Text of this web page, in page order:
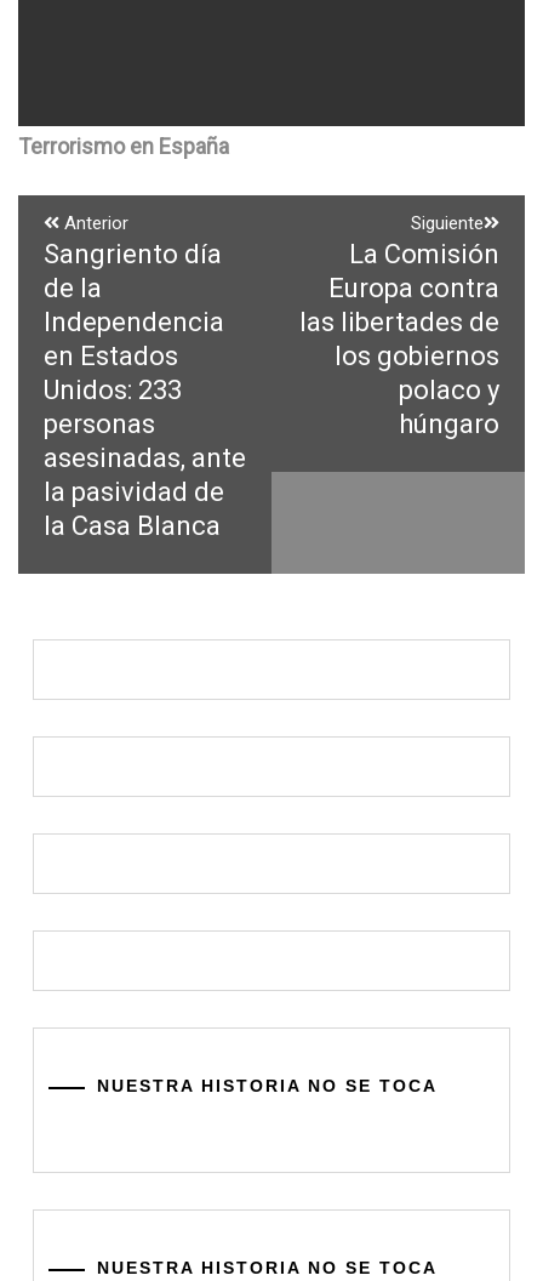
Terrorismo en España
Navegación
de
entradas
Anterior
Entrada
anterior:
Sangriento día
de la
Independencia
en Estados
Unidos: 233
personas
asesinadas, ante
la pasividad de
la Casa Blanca
Siguiente
Entrada
siguiente:
La Comisión
Europa contra
las libertades de
los gobiernos
polaco y
húngaro
NUESTRA HISTORIA NO SE TOCA
NUESTRA HISTORIA NO SE TOCA